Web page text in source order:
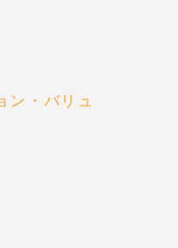
ン・バリュ